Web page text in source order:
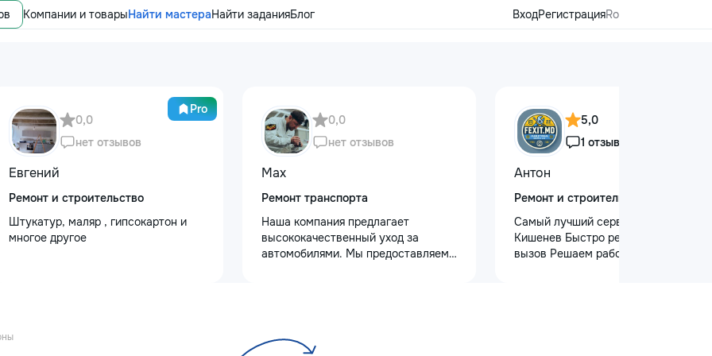
Компании и товарыНайти мастераНайти заданияБлог ВходРегистрацияRo
Pro
0,0
нет отзывов
Евгений
Ремонт и строительство
Штукатур, маляр , гипсокартон и
многое другое
0,0
нет отзывов
Max
Ремонт транспорта
Наша компания предлагает
высококачественный уход за
автомобилями. Мы предоставляем
защитными пленками, полировку
5,0
1 отзыв
Антон
Ремонт и строительство
Самый лучший сервис в городе
Кишенев Быстро реагируем на
вызов Решаем работы почти любой